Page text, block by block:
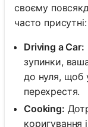
своєму
часто присутні:
Driving a Car:
зупинки,
до нуля, щоб
перехрестя.
Cooking:
коригування